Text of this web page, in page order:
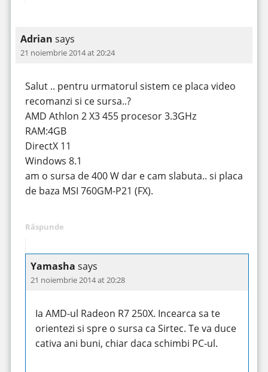
Adrian says
21 noiembrie 2014 at 20:24
Salut .. pentru urmatorul sistem ce placa video
recomanzi si ce sursa..?
AMD Athlon 2 X3 455 procesor 3.3GHz
RAM:4GB
DirectX 11
Windows 8.1
am o sursa de 400 W dar e cam slabuta.. si placa
de baza MSI 760GM-P21 (FX).
Răspunde
Yamasha says
21 noiembrie 2014 at 20:28
Ia AMD-ul Radeon R7 250X. Incearca sa te
orientezi si spre o sursa ca Sirtec. Te va duce
cativa ani buni, chiar daca schimbi PC-ul.